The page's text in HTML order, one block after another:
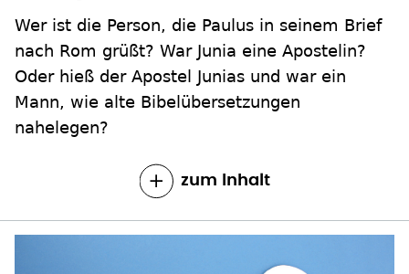
Wer ist die Person, die Paulus in seinem Brief
nach Rom grüßt? War Junia eine Apostelin?
Oder hieß der Apostel Junias und war ein
Mann, wie alte Bibelübersetzungen
nahelegen?
zum Inhalt